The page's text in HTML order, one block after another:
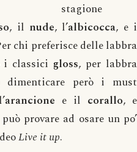
stagione
, il nude, l’albicocca, e i
chi preferisce delle labbra
i classicigloss, per labbra
dimenticare però i must
arancione e il corallo, e
provare ad osare un po’
Live it up.